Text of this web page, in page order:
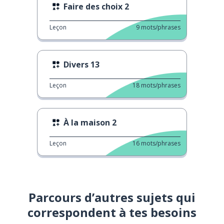
Faire des choix 2
Leçon 9 mots/phrases
Divers 13
Leçon 18 mots/phrases
À la maison 2
Leçon 16 mots/phrases
Parcours d’autres sujets qui
correspondent à tes besoins